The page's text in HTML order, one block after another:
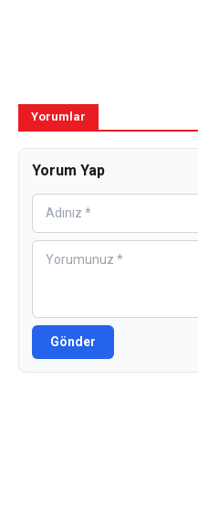
Yorumlar
Yorum Yap
Gönder